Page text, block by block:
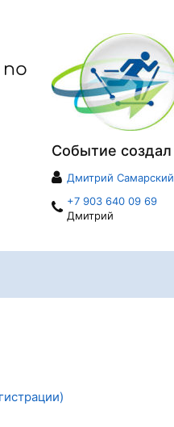
Событие создал
Дмитрий Самарский
+7 903 640 09 69
Дмитрий